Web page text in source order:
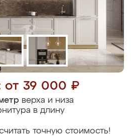
от 39 000 ₽
верха и низа
в длину
точную стоимость!